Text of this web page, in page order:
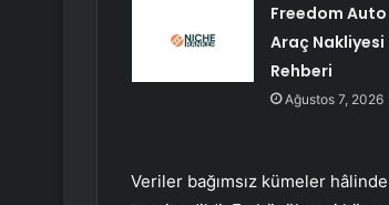
Freedom
Araç Nakliyesi
Rehberi
Ağustos 7, 2026
Veriler bağımsız kümeler